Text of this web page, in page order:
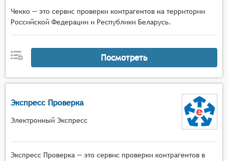
Чекко — это сервис проверки контрагентов на территории
Российской Федерации и Республики Беларусь.
Посмотреть
Экспресс Проверка
Электронный Экспресс
Экспресс Проверка — это сервис проверки контрагентов в